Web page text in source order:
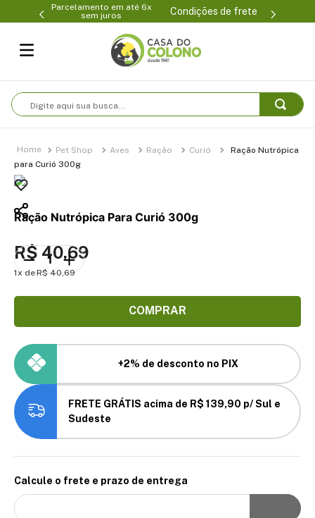
Parcelamento em até 6x
sem juros
Condições de frete
Digite aqui sua busca...
Pet Shop Aves Ração Curió
Ração Nutrópica
para Curió 300g
Ração Nutrópica Para Curió 300g
R$40,69
1 R$ 40,69
COMPRAR
+2% de desconto no PIX
FRETE GRÁTIS acima de R$ 139,90 p/ Sul e
Sudeste
Calcule o frete e prazo de entrega